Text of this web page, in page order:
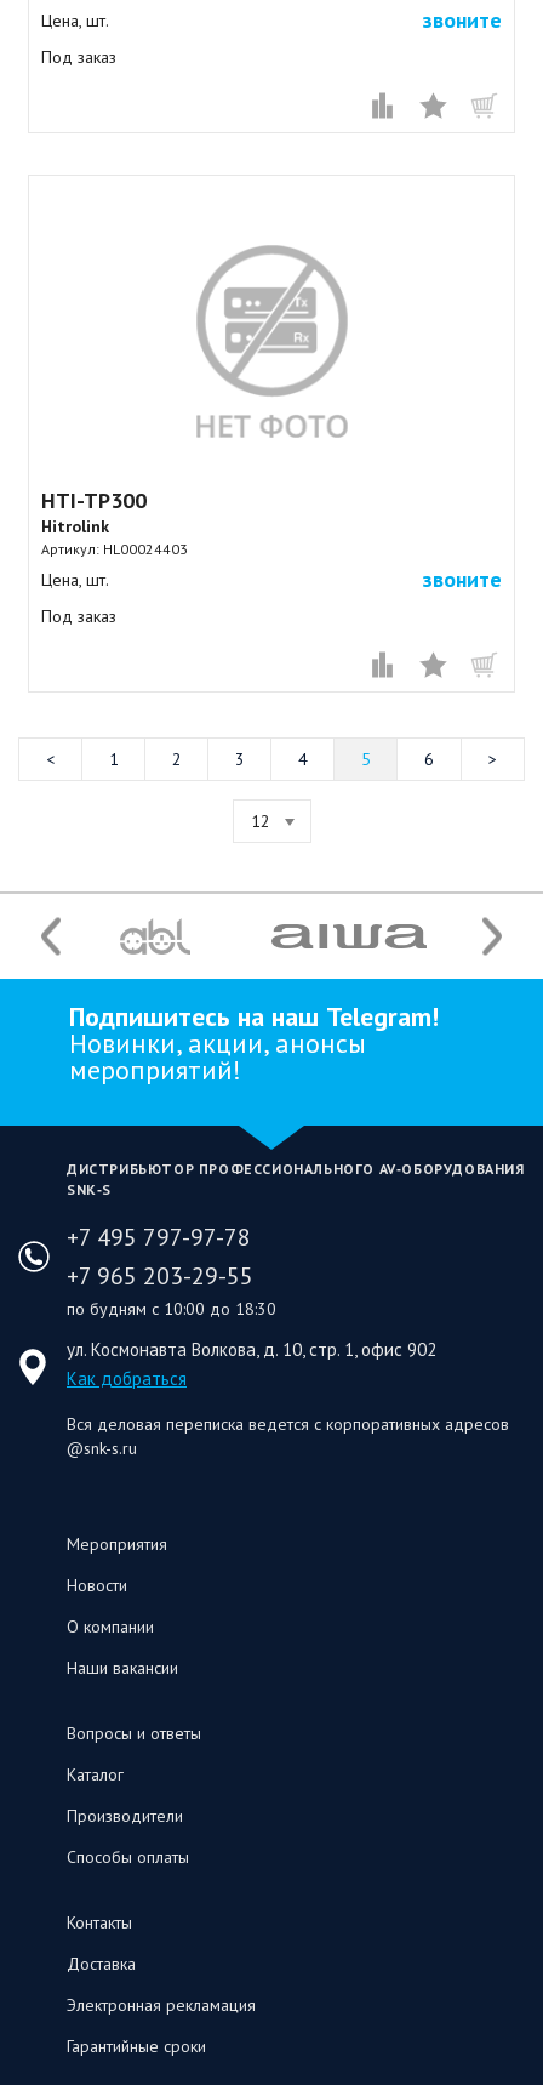
Цена, шт. звоните
Под заказ
HTI-TP300
Hitrolink
Артикул: HL00024403
Цена, шт. звоните
Под заказ
1 2 3 4 5 6
12
Подпишитесь на наш Telegram!
Новинки, акции, анонсы
мероприятий!
ДИСТРИБЬЮТОР ПРОФЕССИОНАЛЬНОГО AV‑ОБОРУДОВАНИЯ
SNK‑S
+7 495 797-97-78
+7 965 203-29-55
по будням с 10:00 до 18:30
ул. Космонавта Волкова, д. 10, стр. 1, офис 902
Как добраться
Вся деловая переписка ведется с корпоративных адресов
@snk-s.ru
Мероприятия
Новости
О компании
Наши вакансии
Вопросы и ответы
Каталог
Производители
Способы оплаты
Контакты
Доставка
Электронная рекламация
Гарантийные сроки